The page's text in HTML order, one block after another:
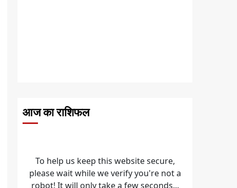
आज का राशिफल